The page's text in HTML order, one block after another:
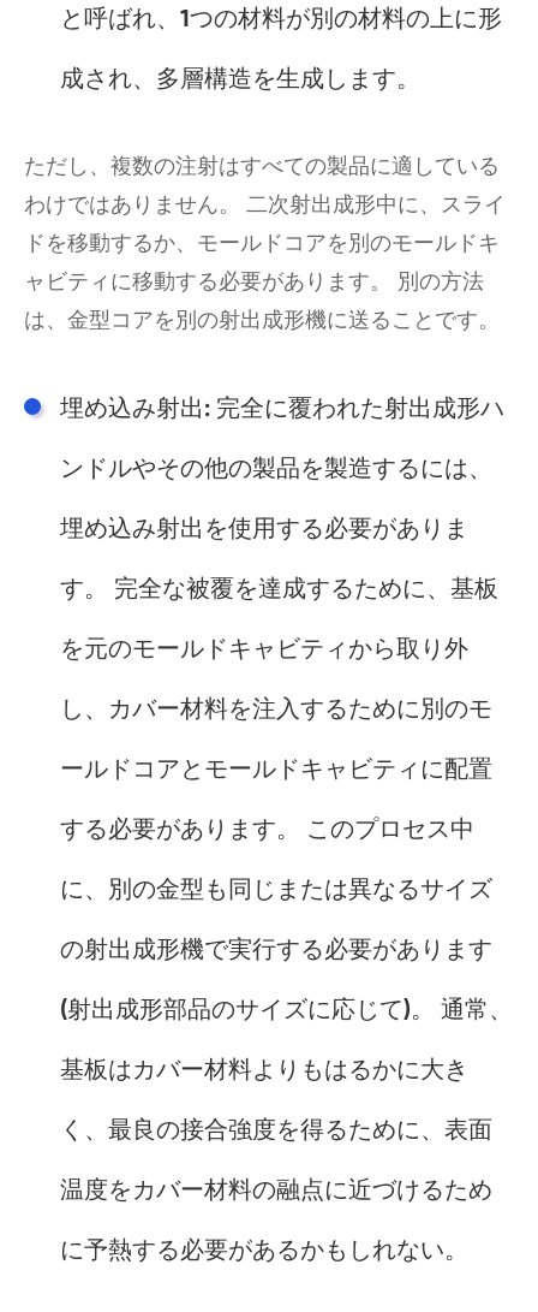
と呼ばれ、1つの材料が別の材料の上に形
成され、多層構造を生成します。
ただし、複数の注射はすべての製品に適している
わけではありません。 二次射出成形中に、スライ
ドを移動するか、モールドコアを別のモールドキ
ャビティに移動する必要があります。 別の方法
は、金型コアを別の射出成形機に送ることです。
埋め込み射出: 完全に覆われた射出成形ハ
ンドルやその他の製品を製造するには、
埋め込み射出を使用する必要がありま
す。 完全な被覆を達成するために、基板
を元のモールドキャビティから取り外
し、カバー材料を注入するために別のモ
ールドコアとモールドキャビティに配置
する必要があります。 このプロセス中
に、別の金型も同じまたは異なるサイズ
の射出成形機で実行する必要があります
(射出成形部品のサイズに応じて)。 通常、
基板はカバー材料よりもはるかに大き
く、最良の接合強度を得るために、表面
温度をカバー材料の融点に近づけるため
に予熱する必要があるかもしれない。